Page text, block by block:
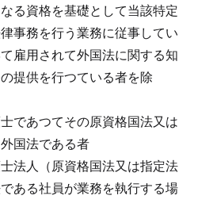
る資格を基礎として当該特定
事務を行う業務に従事してい
雇用されて外国法に関する知
提供を行つている者を除
であつてその原資格国法又は
国法である者
法人（原資格国法又は指定法
ある社員が業務を執行する場